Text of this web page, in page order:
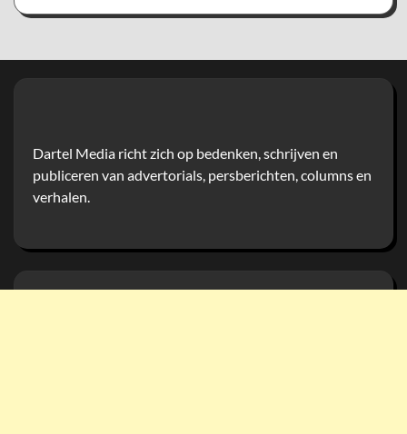
Dartel Media richt zich op bedenken, schrijven en
publiceren van advertorials, persberichten, columns en
verhalen.